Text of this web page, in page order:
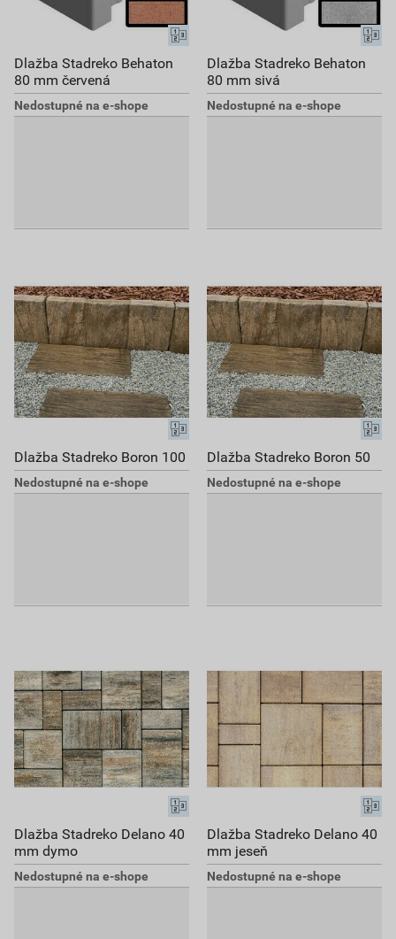
Dlažba Stadreko Behaton
80 mm červená
Nedostupné na e-shope
Dlažba Stadreko Behaton
80 mm sivá
Nedostupné na e-shope
Dlažba Stadreko Boron 100
Nedostupné na e-shope
Dlažba Stadreko Boron 50
Nedostupné na e-shope
Dlažba Stadreko Delano 40
mm dymo
Nedostupné na e-shope
Dlažba Stadreko Delano 40
mm jeseň
Nedostupné na e-shope